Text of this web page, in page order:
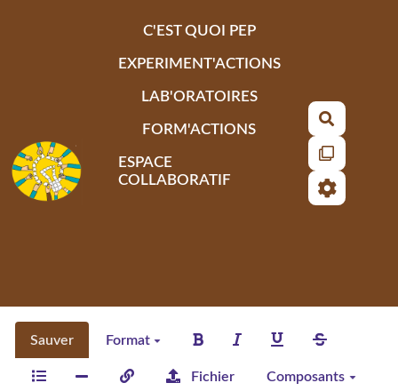
C'EST QUOI PEP
EXPERIMENT'ACTIONS
LAB'ORATOIRES
FORM'ACTIONS
ESPACE
COLLABORATIF
Sauver Format
Fichier Composants